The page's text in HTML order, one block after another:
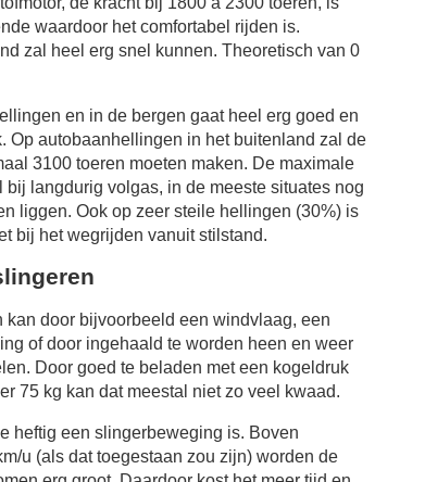
waardoor het comfortabel rijden is.
zal heel erg snel kunnen. Theoretisch van 0
en in de bergen gaat heel erg goed en
Op autobaanhellingen in het buitenland zal de
3100 toeren moeten maken. De maximale
bij langdurig volgas, in de meeste situates nog
liggen. Ook op zeer steile hellingen (30%) is
bij het wegrijden vanuit stilstand.
kan door bijvoorbeeld een windvlaag, een
of door ingehaald te worden heen en weer
Door goed te beladen met een kogeldruk
75 kg kan dat meestal niet zo veel kwaad.
heftig een slingerbeweging is. Boven
u (als dat toegestaan zou zijn) worden de